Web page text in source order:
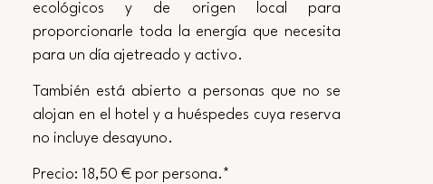
ecológicos y de origen local para
proporcionarle toda la energía que necesita
para un día ajetreado y activo.
También está abierto a personas que no se
alojan en el hotel y a huéspedes cuya reserva
no incluye desayuno.
Precio: 18,50 € por persona.*